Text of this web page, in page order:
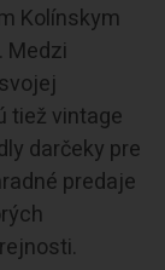
Kolínskym
Medzi
tiež vintage
darčeky pre
predaje